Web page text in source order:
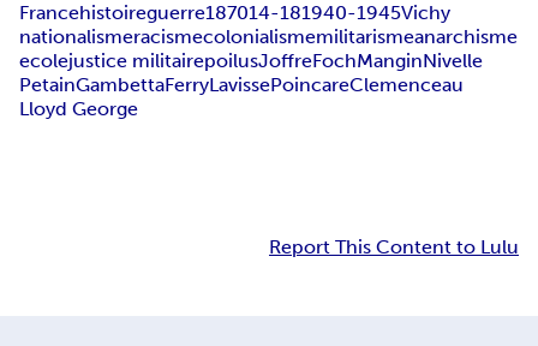
Francehistoireguerre187014-181940-1945Vichy
nationalismeracismecolonialismemilitarismeanarchisme
ecolejustice militairepoilusJoffreFochManginNivelle
PetainGambettaFerryLavissePoincareClemenceau
Lloyd George
Report This Content to Lulu